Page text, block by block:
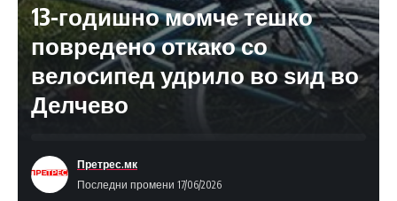
13-годишно момче тешко
повредено откако со
велосипед удрило во ѕид во
Делчево
Последни промени 17/06/2026
Претрес.мк